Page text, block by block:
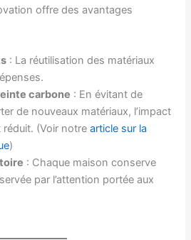
offre des avantages
: La réutilisation des matériaux
carbone : En évitant de
de nouveaux matériaux, l’impact
réduit. (Voir notrearticle sur la
)
: Chaque maison conserve
par l’attention portée aux